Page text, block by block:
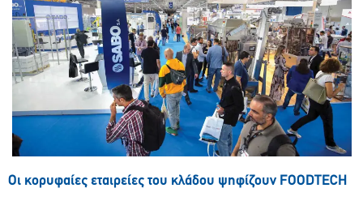
Οι κορυφαίες εταιρείες του κλάδου ψηφίζουν FOODTECH